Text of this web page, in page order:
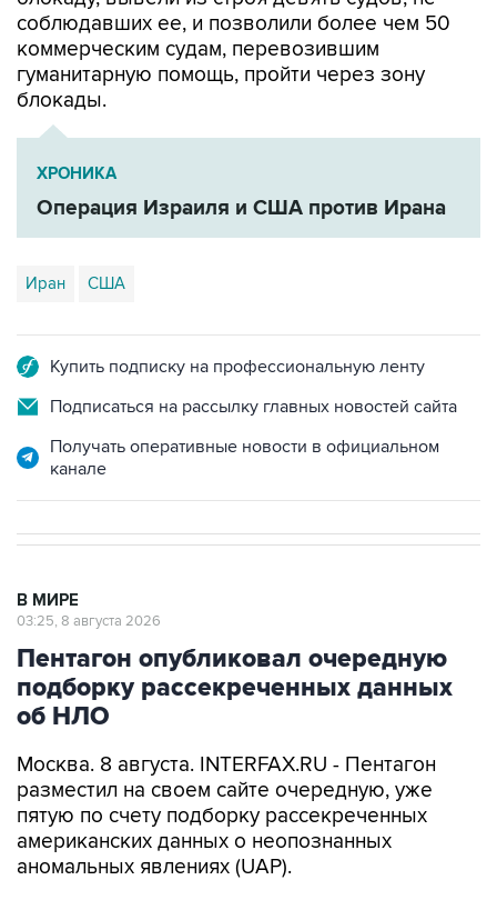
соблюдавших ее, и позволили более чем 50
коммерческим судам, перевозившим
гуманитарную помощь, пройти через зону
блокады.
ХРОНИКА
Операция Израиля и США против Ирана
Иран США
Купить подписку на профессиональную ленту
Подписаться на рассылку главных новостей сайта
Получать оперативные новости в официальном
канале
В МИРЕ
03:25, 8 августа 2026
Пентагон опубликовал очередную
подборку рассекреченных данных
об НЛО
Москва. 8 августа. INTERFAX.RU - Пентагон
разместил на своем сайте очередную, уже
пятую по счету подборку рассекреченных
американских данных о неопознанных
аномальных явлениях (UAP).